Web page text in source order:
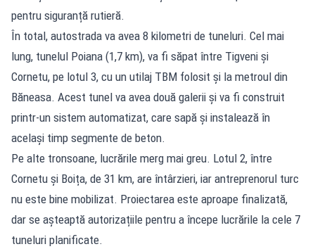
pentru siguranță rutieră.
În total, autostrada va avea 8 kilometri de tuneluri. Cel mai
lung, tunelul Poiana (1,7 km), va fi săpat între Tigveni și
Cornetu, pe lotul 3, cu un utilaj TBM folosit și la metroul din
Băneasa. Acest tunel va avea două galerii și va fi construit
printr-un sistem automatizat, care sapă și instalează în
același timp segmente de beton.
Pe alte tronsoane, lucrările merg mai greu. Lotul 2, între
Cornetu și Boița, de 31 km, are întârzieri, iar antreprenorul turc
nu este bine mobilizat. Proiectarea este aproape finalizată,
dar se așteaptă autorizațiile pentru a începe lucrările la cele 7
tuneluri planificate.